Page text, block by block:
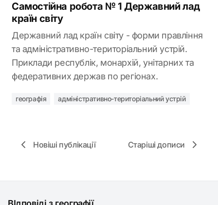
Самостійна робота № 1 Державний лад
країн світу
Державний лад країн світу - форми правління
та адміністративно-територіальний устрій.
Приклади республік, монархій, унітарних та
федеративних держав по регіонах.
географія адміністративно-територіальний устрій
Новіші публікації Старіші дописи